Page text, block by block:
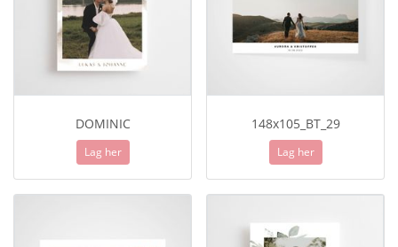
DOMINIC
Lag her
148x105_BT_29
Lag her